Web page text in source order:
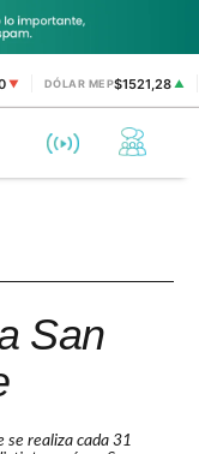
▼ DÓLAR MEP$1521,28▲
San
se realiza cada 31